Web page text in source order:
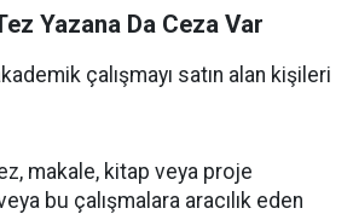
Yazana Da Ceza Var
çalışmayı satın alan kişileri
makale, kitap veya proje
bu çalışmalara aracılık eden